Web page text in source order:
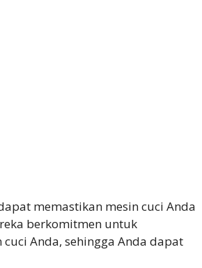
memastikan mesin cuci Anda
berkomitmen untuk
Anda, sehingga Anda dapat